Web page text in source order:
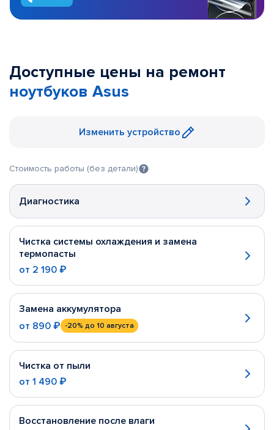
Доступные цены на ремонт
ноутбуков Asus
Изменить устройство
Стоимость работы (без детали)
Диагностика
Чистка системы охлаждения и замена
термопасты
от 2 190 ₽
Замена аккумулятора
от 890 ₽ -20% до 10 августа
Чистка от пыли
от 1 490 ₽
Восстановление после влаги